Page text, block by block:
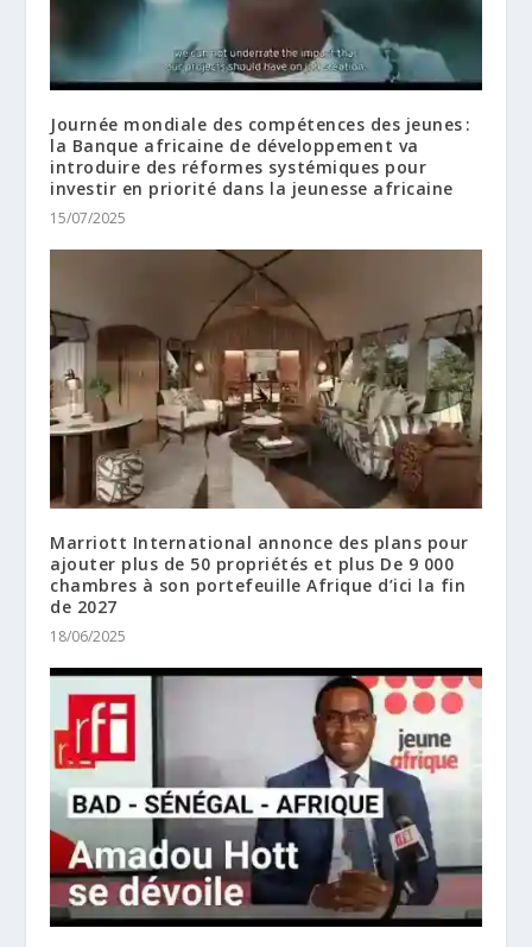
Journée mondiale des compétences des jeunes :
la Banque africaine de développement va
introduire des réformes systémiques pour
investir en priorité dans la jeunesse africaine
15/07/2025
Marriott International annonce des plans pour
ajouter plus de 50 propriétés et plus De 9 000
chambres à son portefeuille Afrique d’ici la fin
de 2027
18/06/2025